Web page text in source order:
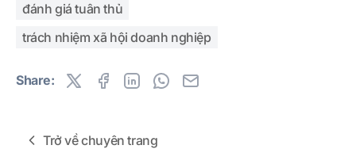
đánh giá tuân thủ
trách nhiệm xã hội doanh nghiệp
Share:
Trở về chuyên trang